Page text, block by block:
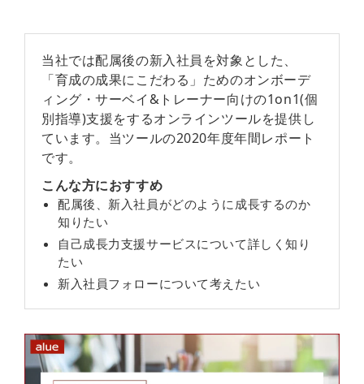
当社では配属後の新入社員を対象とした、
「育成の成果にこだわる」ためのオンボーデ
ィング・サーベイ&トレーナー向けの1on1(個
別指導)支援をするオンラインツールを提供し
ています。当ツールの2020年度年間レポート
です。
こんな方におすすめ
配属後、新入社員がどのように成長するのか
知りたい
自己成長力支援サービスについて詳しく知り
たい
新入社員フォローについて考えたい